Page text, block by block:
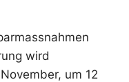
wird
um 12